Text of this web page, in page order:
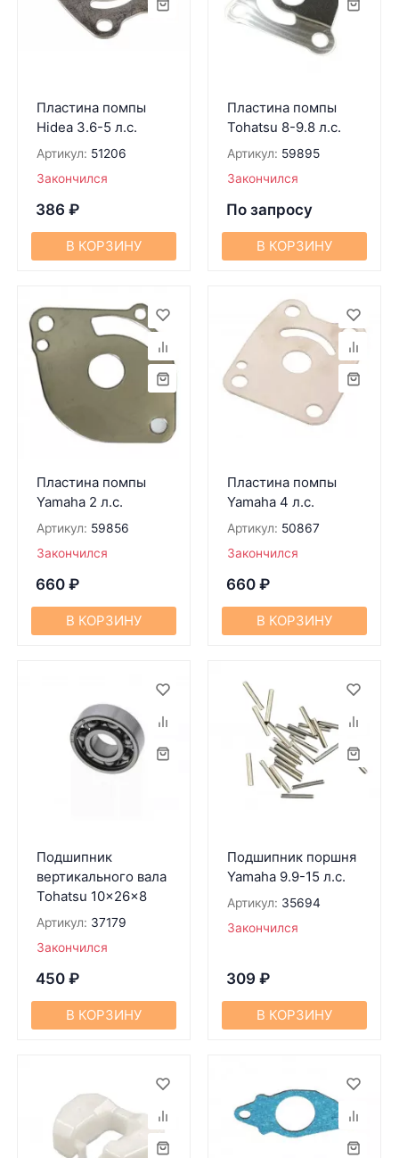
Пластина помпы
Hidea 3.6-5 л.с.
Артикул: 51206
Закончился
386 ₽
В КОРЗИНУ
Пластина помпы
Tohatsu 8-9.8 л.с.
Артикул: 59895
Закончился
По запросу
В КОРЗИНУ
Пластина помпы
Yamaha 2 л.с.
Артикул: 59856
Закончился
660 ₽
В КОРЗИНУ
Пластина помпы
Yamaha 4 л.с.
Артикул: 50867
Закончился
660 ₽
В КОРЗИНУ
Подшипник
вертикального вала
Tohatsu 10x26x8
Артикул: 37179
Закончился
450 ₽
В КОРЗИНУ
Подшипник поршня
Yamaha 9.9-15 л.с.
Артикул: 35694
Закончился
309 ₽
В КОРЗИНУ